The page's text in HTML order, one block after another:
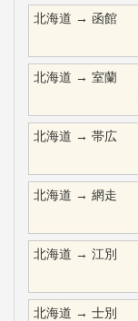
北海道 → 函館
北海道 → 室蘭
北海道 → 帯広
北海道 → 網走
北海道 → 江別
北海道 → 士別